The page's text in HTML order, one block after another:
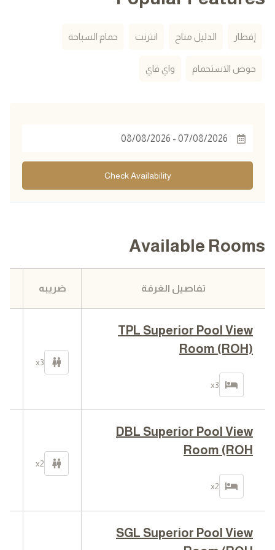
إفطار الدليل متاح انترنت حمام السباحة
حوض الاستحمام واي فاي
Check Availability
Available Rooms
تفاصيل الغرفة ضريبه
TPL Superior Pool View
Room (ROH)
x3
x3
DBL Superior Pool View
Room (ROH
x2
x2
SGL Superior Pool View